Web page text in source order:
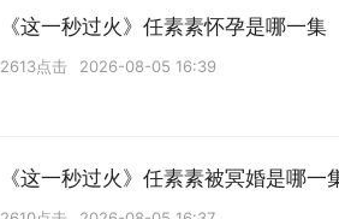
《这一秒过火》任素素怀孕是哪一集
2613点击 2026-08-05 16:39
《这一秒过火》任素素被冥婚是哪一